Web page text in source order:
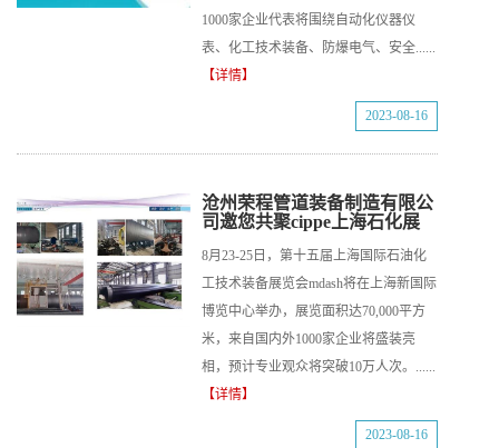
1000家企业代表将围绕自动化仪器仪
表、化工技术装备、防爆电气、安全......
【详情】
2023-08-16
沧州荣程管道装备制造有限公
司邀您共聚cippe上海石化展
8月23-25日，第十五届上海国际石油化
工技术装备展览会mdash将在上海新国际
博览中心举办，展览面积达70,000平方
米，来自国内外1000家企业将盛装亮
相，预计专业观众将突破10万人次。......
【详情】
2023-08-16